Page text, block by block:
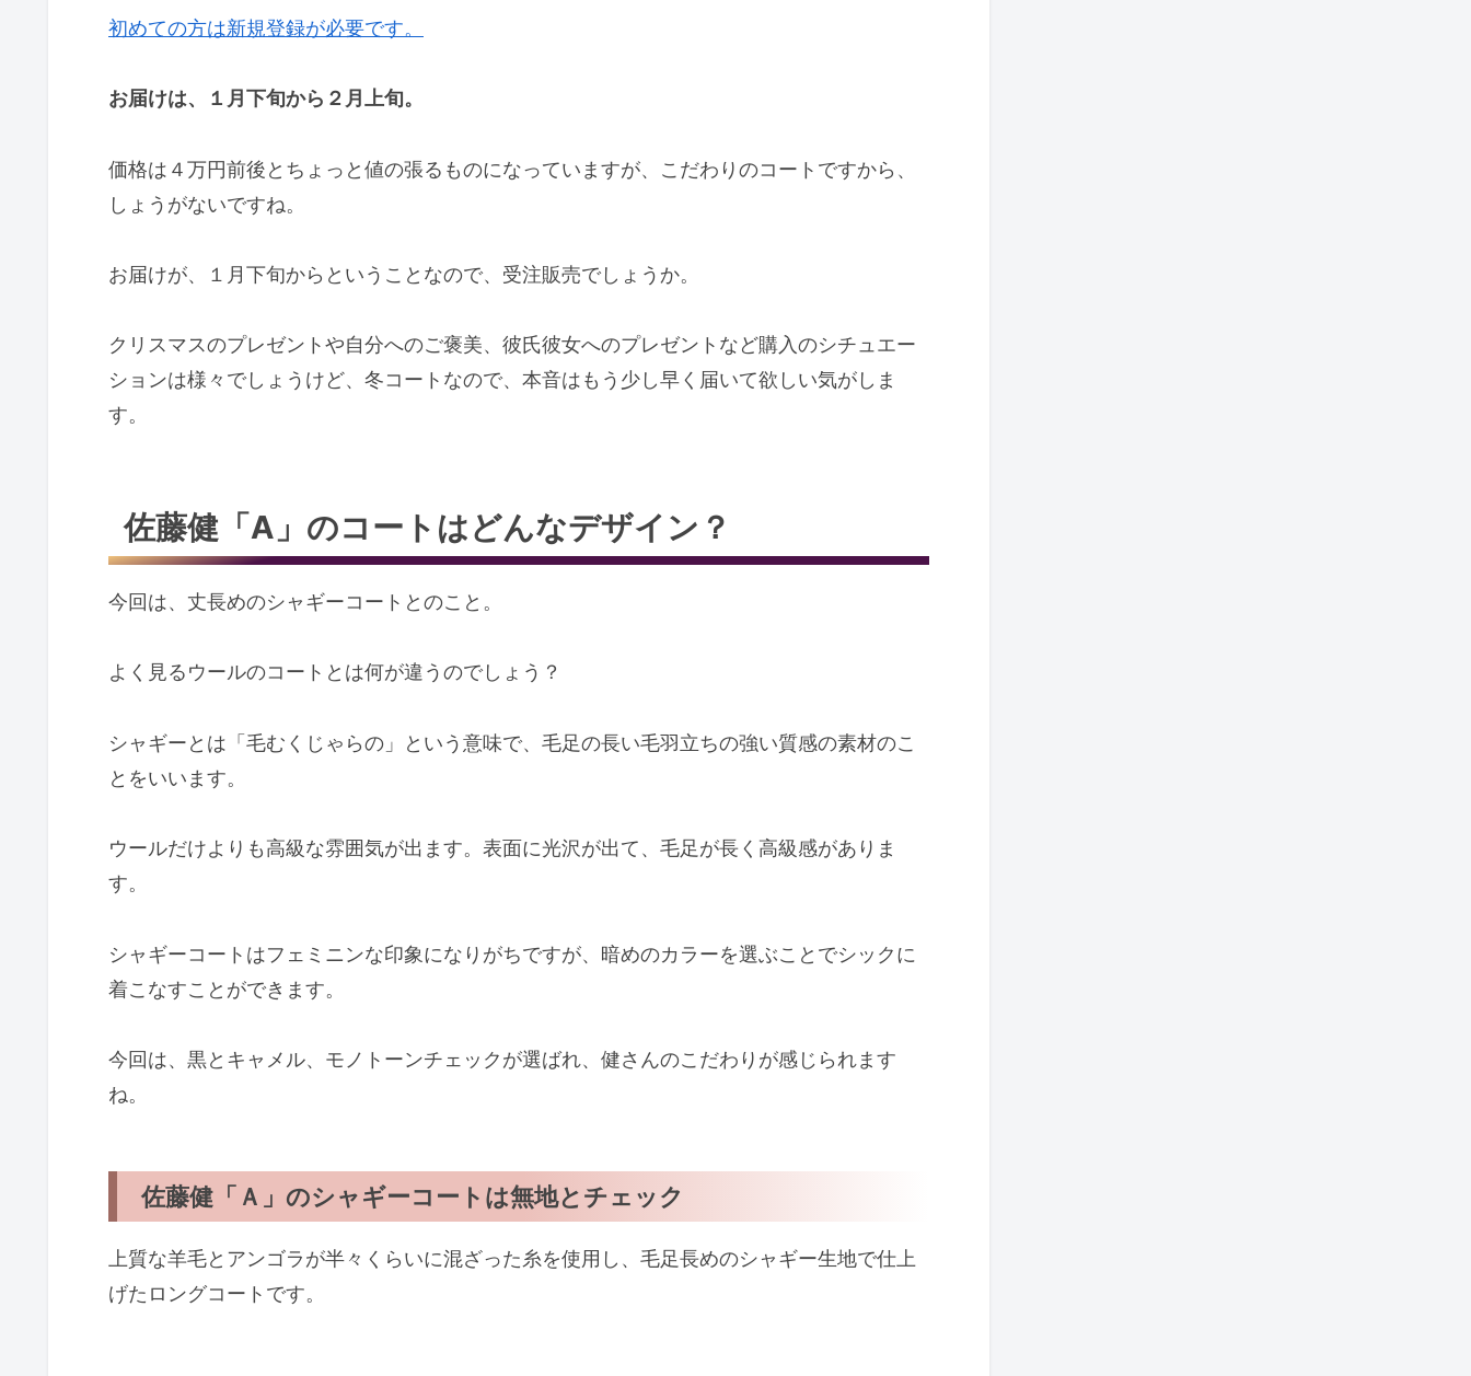
初めての方は新規登録が必要です。
お届けは、１月下旬から２月上旬。
価格は４万円前後とちょっと値の張るものになっていますが、こだわりのコートですから、
しょうがないですね。
お届けが、１月下旬からということなので、受注販売でしょうか。
クリスマスのプレゼントや自分へのご褒美、彼氏彼女へのプレゼントなど購入のシチュエー
ションは様々でしょうけど、冬コートなので、本音はもう少し早く届いて欲しい気がしま
す。
佐藤健「A」のコートはどんなデザイン？
今回は、丈長めのシャギーコートとのこと。
よく見るウールのコートとは何が違うのでしょう？
シャギーとは「毛むくじゃらの」という意味で、毛足の長い毛羽立ちの強い質感の素材のこ
とをいいます。
ウールだけよりも高級な雰囲気が出ます。表面に光沢が出て、毛足が長く高級感がありま
す。
シャギーコートはフェミニンな印象になりがちですが、暗めのカラーを選ぶことでシックに
着こなすことができます。
今回は、黒とキャメル、モノトーンチェックが選ばれ、健さんのこだわりが感じられます
ね。
佐藤健「Ａ」のシャギーコートは無地とチェック
上質な羊毛とアンゴラが半々くらいに混ざった糸を使用し、毛足長めのシャギー生地で仕上
げたロングコートです。